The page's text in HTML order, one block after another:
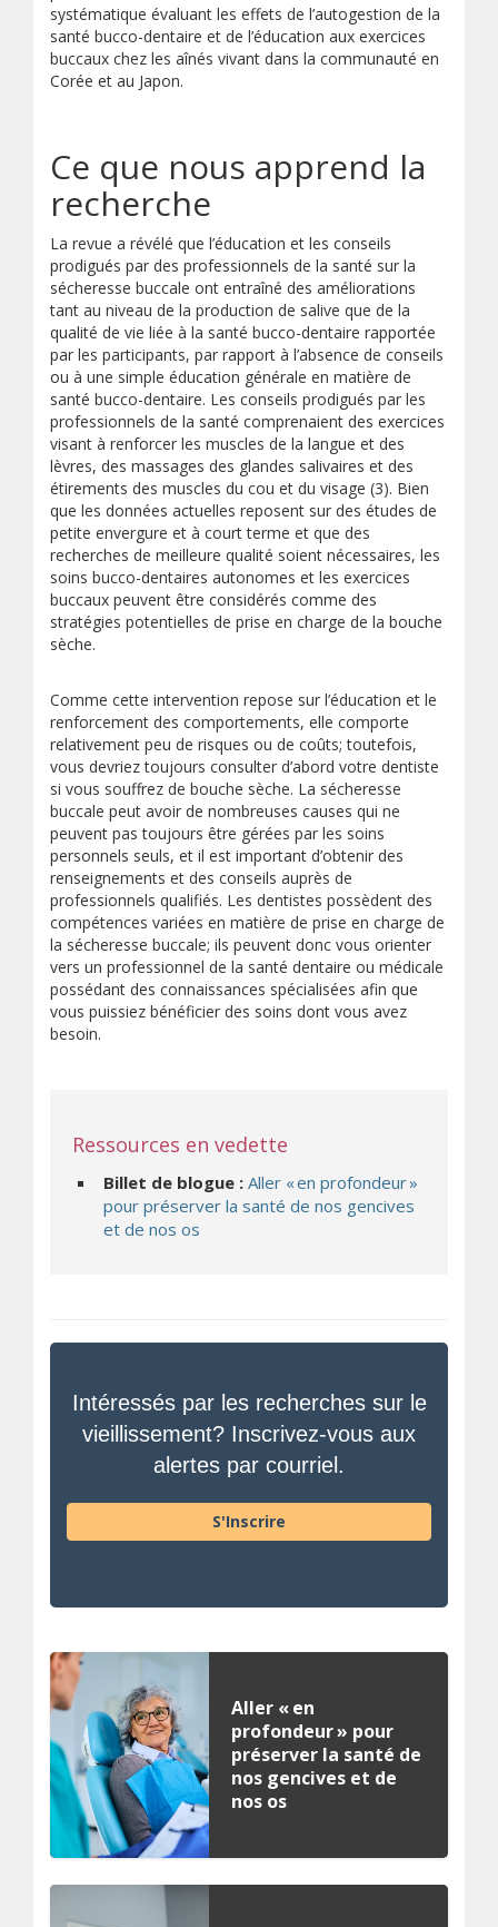
systématique évaluant les effets de l’autogestion de la
santé bucco-dentaire et de l’éducation aux exercices
buccaux chez les aînés vivant dans la communauté en
Corée et au Japon.
Ce que nous apprend la
recherche
La revue a révélé que l’éducation et les conseils
prodigués par des professionnels de la santé sur la
sécheresse buccale ont entraîné des améliorations
tant au niveau de la production de salive que de la
qualité de vie liée à la santé bucco-dentaire rapportée
par les participants, par rapport à l’absence de conseils
ou à une simple éducation générale en matière de
santé bucco-dentaire. Les conseils prodigués par les
professionnels de la santé comprenaient des exercices
visant à renforcer les muscles de la langue et des
lèvres, des massages des glandes salivaires et des
étirements des muscles du cou et du visage (3). Bien
que les données actuelles reposent sur des études de
petite envergure et à court terme et que des
recherches de meilleure qualité soient nécessaires, les
soins bucco-dentaires autonomes et les exercices
buccaux peuvent être considérés comme des
stratégies potentielles de prise en charge de la bouche
sèche.
Comme cette intervention repose sur l’éducation et le
renforcement des comportements, elle comporte
relativement peu de risques ou de coûts; toutefois,
vous devriez toujours consulter d’abord votre dentiste
si vous souffrez de bouche sèche. La sécheresse
buccale peut avoir de nombreuses causes qui ne
peuvent pas toujours être gérées par les soins
personnels seuls, et il est important d’obtenir des
renseignements et des conseils auprès de
professionnels qualifiés. Les dentistes possèdent des
compétences variées en matière de prise en charge de
la sécheresse buccale; ils peuvent donc vous orienter
vers un professionnel de la santé dentaire ou médicale
possédant des connaissances spécialisées afin que
vous puissiez bénéficier des soins dont vous avez
besoin.
Ressources en vedette
Billet de blogue : Aller « en profondeur »
pour préserver la santé de nos gencives
et de nos os
Intéressés par les recherches sur le
vieillissement? Inscrivez-vous aux
alertes par courriel.
S'Inscrire
Aller « en
profondeur » pour
préserver la santé de
nos gencives et de
nos os